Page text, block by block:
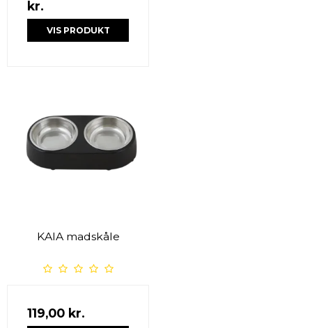
kr.
VIS PRODUKT
KAIA madskåle
119,00 kr.